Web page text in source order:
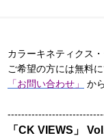
カラーキネティクス
ご希望の方には無料
「お問い合わせ」
か
「CK VIEWS」